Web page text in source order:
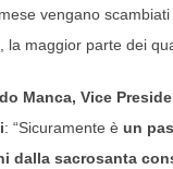
vengano scambiati
, la maggior parte dei
Manca, Vice
: “Sicuramente è un
dalla sacrosanta